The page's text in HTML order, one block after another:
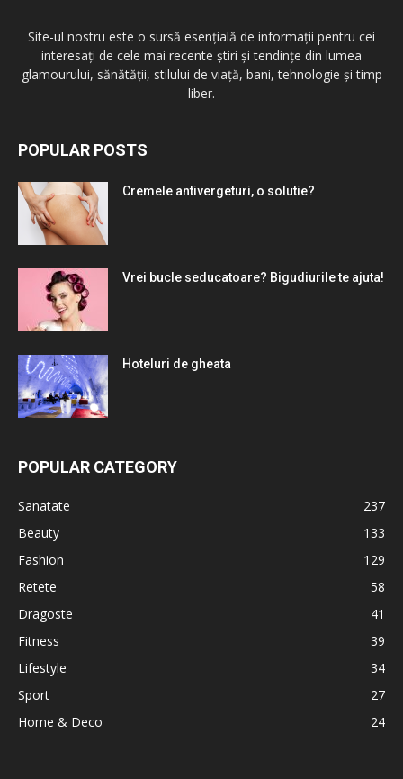
Site-ul nostru este o sursă esențială de informații pentru cei
interesați de cele mai recente știri și tendințe din lumea
glamourului, sănătății, stilului de viață, bani, tehnologie și timp
liber.
POPULAR POSTS
Cremele antivergeturi, o solutie?
Vrei bucle seducatoare? Bigudiurile te ajuta!
Hoteluri de gheata
POPULAR CATEGORY
Sanatate
237
Beauty
133
Fashion
129
Retete
58
Dragoste
41
Fitness
39
Lifestyle
34
Sport
27
Home & Deco
24